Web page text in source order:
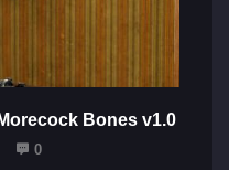
Bones v1.0
0